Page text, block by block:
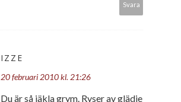
Svara
IZZE
20 februari 2010 kl. 21:26
Du är så jäkla grym. Ryser av glädje